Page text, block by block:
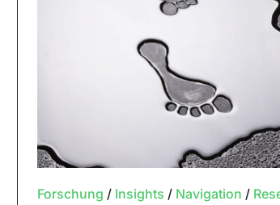
Forschung / Insights / Navigation /